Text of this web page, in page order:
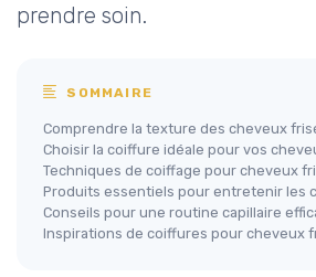
prendre soin.
SOMMAIRE
Comprendre la texture des cheveux
Choisir la coiffure idéale pour vos
Techniques de coiffage pour cheveux
Produits essentiels pour entretenir les
Conseils pour une routine capillaire
Inspirations de coiffures pour cheveux